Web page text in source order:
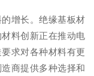
增长。绝缘基板材
料创新正在推动电
求对各种材料有更
商提供多种选择和